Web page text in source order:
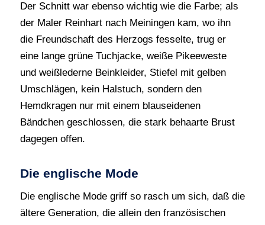
Der Schnitt war ebenso wichtig wie die Farbe; als
der Maler Reinhart nach Meiningen kam, wo ihn
die Freundschaft des Herzogs fesselte, trug er
eine lange grüne Tuchjacke, weiße Pikeeweste
und weißlederne Beinkleider, Stiefel mit gelben
Umschlägen, kein Halstuch, sondern den
Hemdkragen nur mit einem blauseidenen
Bändchen geschlossen, die stark behaarte Brust
dagegen offen.
Die englische Mode
Die englische Mode griff so rasch um sich, daß die
ältere Generation, die allein den französischen